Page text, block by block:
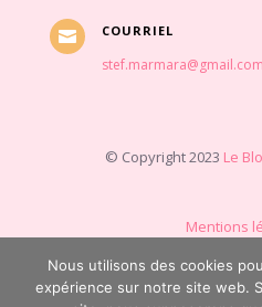
 COURRIEL
stef.marmara@gmail.com
© Copyright 2023 Le
Mentions
Politique de
Nous utilisons des cookies
expérience sur notre site web.